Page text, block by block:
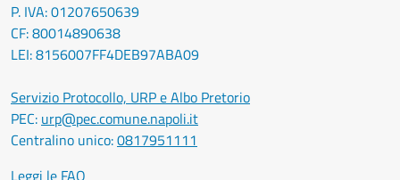
P. IVA: 01207650639
CF: 80014890638
LEI: 8156007FF4DEB97ABA09
Servizio Protocollo, URP e Albo Pretorio
PEC: urp@pec.comune.napoli.it
Centralino unico:0817951111